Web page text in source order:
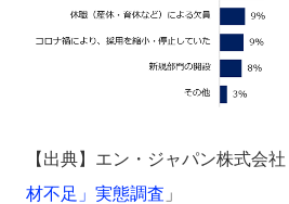
【出典】エン・ジャパン株式会社
材不足」実態調査 」